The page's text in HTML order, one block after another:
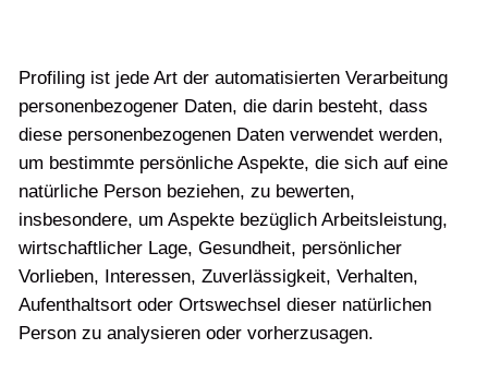
Profiling ist jede Art der automatisierten Verarbeitung
personenbezogener Daten, die darin besteht, dass
diese personenbezogenen Daten verwendet werden,
um bestimmte persönliche Aspekte, die sich auf eine
natürliche Person beziehen, zu bewerten,
insbesondere, um Aspekte bezüglich Arbeitsleistung,
wirtschaftlicher Lage, Gesundheit, persönlicher
Vorlieben, Interessen, Zuverlässigkeit, Verhalten,
Aufenthaltsort oder Ortswechsel dieser natürlichen
Person zu analysieren oder vorherzusagen.